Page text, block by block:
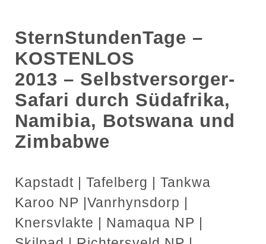
SternStundenTage –
KOSTENLOS
2013 – Selbstversorger-
Safari durch Südafrika,
Namibia, Botswana und
Zimbabwe
Kapstadt | Tafelberg | Tankwa
Karoo NP |Vanrhynsdorp |
Knersvlakte | Namaqua NP |